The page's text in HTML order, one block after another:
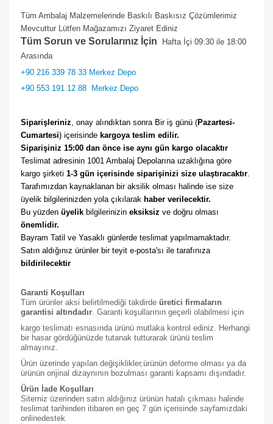
Tüm Ambalaj Malzemelerinde Baskılı Baskısız Çözümlerimiz
Mevcuttur Lütfen Mağazamızı Ziyaret Ediniz
Tüm Sorun ve Sorularınız İçin Hafta İçi 09:30 ile 18:00
Arasında
+90 216 339 78 33 Merkez Depo
+90 553 191 12 88 Merkez Depo
Siparişleriniz, onay alındıktan sonra Bir iş günü (Pazartesi-
Cumartesi) içerisinde kargoya teslim edilir.
Siparişiniz 15:00 dan önce ise aynı gün kargo olacaktır
Teslimat adresinin 1001 Ambalaj Depolarına uzaklığına göre
kargo şirketi 1-3 gün içerisinde siparişinizi size ulaştıracaktır.
Tarafımızdan kaynaklanan bir aksilik olması halinde ise size
üyelik bilgilerinizden yola çıkılarak haber verilecektir.
Bu yüzden üyelik bilgilerinizin eksiksiz
önemlidir.
Bayram Tatil ve Yasaklı günlerde teslimat yapılmamaktadır.
Satın aldığınız ürünler bir teyit e-posta'sı ile tarafınıza
bildirilecektir
Garanti Koşulları
Tüm ürünler aksi belirtilmediği takdirde üretici firmaların
garantisi altındadır. Garanti koşullarının geçerli olabilmesi için
kargo teslimatı esnasında ürünü mutlaka kontrol ediniz. Herhangi
bir hasar gördüğünüzde tutanak tutturarak ürünü teslim
almayınız.
Ürün üzerinde yapılan değişiklikler,ürünün deforme olması ya da
ürünün orijinal dizaynının bozulması garanti kapsamı dışındadır.
Ürün İade Koşulları
Sitemiz üzerinden satın aldığınız ürünün hatalı çıkması halinde
teslimat tarihinden itibaren en geç 7 gün içerisinde sayfamızdaki
onlinedestek